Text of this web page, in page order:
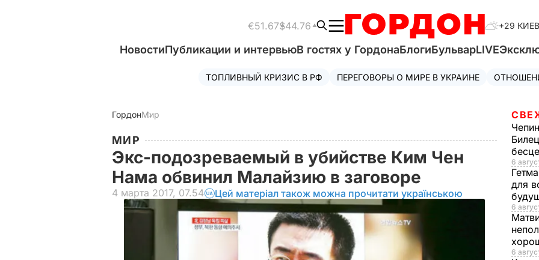
€51.67$44.76 +29 КИЕВ
НовостиПубликации и интервьюВ гостях у ГордонаБлогиБульварLIVE
ТОПЛИВНЫЙ КРИЗИС В РФ ПЕРЕГОВОРЫ О МИРЕ В УКРАИНЕ
ГордонМир
МИР
Экс-подозреваемый в убийстве Ким Чен
Нама обвинил Малайзию в заговоре
4 марта 2017, 07.54 Цей матеріал також можна прочитати українською
6
для
6
6